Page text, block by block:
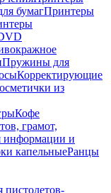
бумагПринтеры
Пружины для
Корректирующие
из
Кофе
грамот,
информации и
капельныеРанцы
пистолетов-